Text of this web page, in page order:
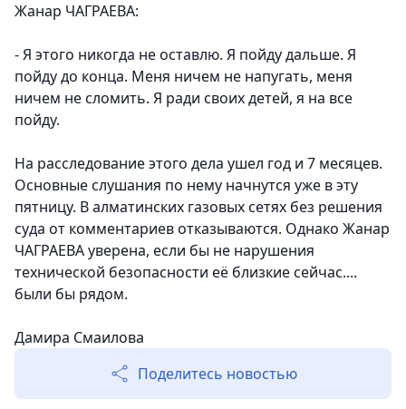
Жанар ЧАГРАЕВА:
- Я этого никогда не оставлю. Я пойду дальше. Я
пойду до конца. Меня ничем не напугать, меня
ничем не сломить. Я ради своих детей, я на все
пойду.
На расследование этого дела ушел год и 7 месяцев.
Основные слушания по нему начнутся уже в эту
пятницу. В алматинских газовых сетях без решения
суда от комментариев отказываются. Однако Жанар
ЧАГРАЕВА уверена, если бы не нарушения
технической безопасности её близкие сейчас....
были бы рядом.
Дамира Смаилова
Поделитесь новостью